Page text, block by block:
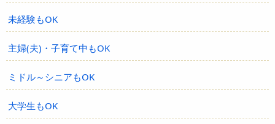
未経験もOK
主婦(夫)・子育て中もOK
ミドル～シニアもOK
大学生もOK